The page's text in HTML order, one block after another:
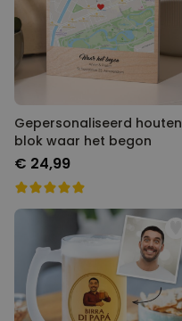
Gepersonaliseerd houten
blok waar het begon
€ 24,99